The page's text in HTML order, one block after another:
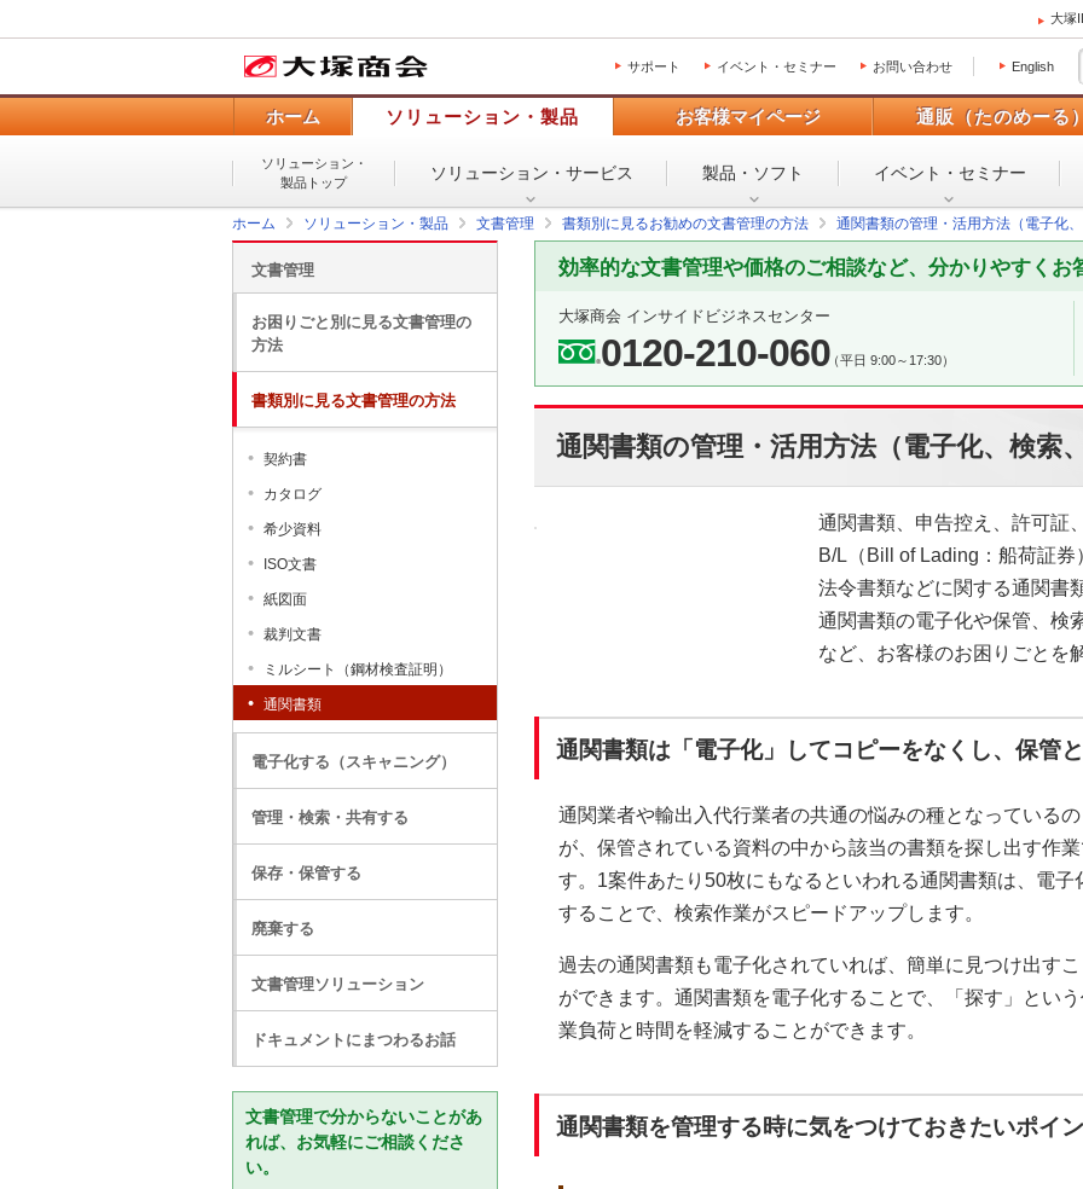
大塚
サポート イベント・セミナー お問い合わせ English
ホーム ソリューション・製品 お客様マイページ 通販（たのめーる
ソリューション・
製品トップ
ソリューション・ サービス 製品・ソフト イベント・ セミナー
ホーム ソリューション・製品 文書管理 書類別に見るお勧めの文書管理の方法 通関書類の管理・活用方法（電子化
効率的な文書管理や価格のご相談など、分かりやすくお
大塚商会 インサイドビジネスセンター
0120-210-060（平日 9:00～17:30）
通関書類の管理・活用方法（電子化、検索
通関書類、申告控え、許可証
B/L（Bill of Lading：船荷証
法令書類などに関する通関書
通関書類の電子化や保管、検
など、お客様のお困りごとを
通関書類は「電子化」してコピーをなくし、保管
通関業者や輸出入代行業者の共通の悩みの種となっているの
が、保管されている資料の中から該当の書類を探し出す作
す。1案件あたり50枚にもなるといわれる通関書類は、電子
することで、検索作業がスピードアップします。
過去の通関書類も電子化されていれば、簡単に見つけ出す
ができます。通関書類を電子化することで、「探す」とい
業負荷と時間を軽減することができます。
通関書類を管理する時に気をつけておきたいポイ
文書管理
お困りごと別に見る文書管理の
方法
書類別に見る文書管理の方法
契約書
カタログ
希少資料
ISO文書
紙図面
裁判文書
ミルシート（鋼材検査証明）
通関書類
電子化する（スキャニング）
管理・検索・共有する
保存・保管する
廃棄する
文書管理ソリューション
ドキュメントにまつわるお話
文書管理で分からないことがあ
れば、お気軽にご相談くださ
い。